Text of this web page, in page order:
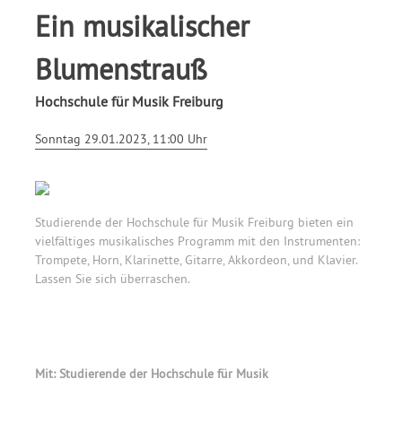
Ein musikalischer
Blumenstrauß
Hochschule für Musik Freiburg
Sonntag 29.01.2023, 11:00 Uhr
Studierende der Hochschule für Musik Freiburg bieten ein
vielfältiges musikalisches Programm mit den Instrumenten:
Trompete, Horn, Klarinette, Gitarre, Akkordeon, und Klavier.
Lassen Sie sich überraschen.
Mit: Studierende der Hochschule für Musik